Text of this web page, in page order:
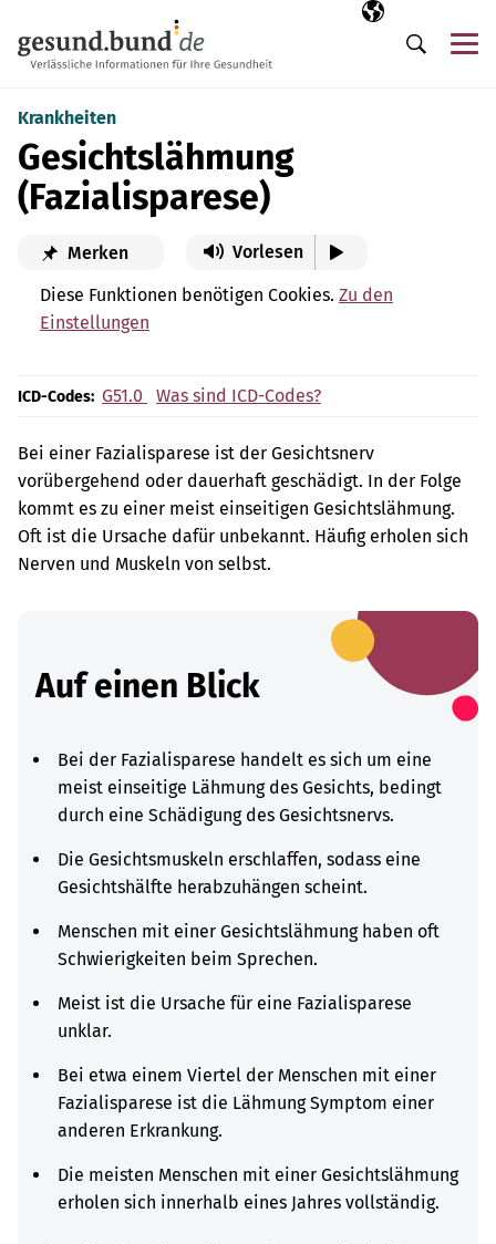
Ausgewählte
DE
Suche
Krankheiten
Gesichtslähmung
(Fazialisparese)
Merken Vorlesen
Diese Funktionen benötigen Cookies. Zu den
Einstellungen
ICD-Codes: G51.0 Was sind ICD-Codes?
Bei einer Fazialisparese ist der Gesichtsnerv
vorübergehend oder dauerhaft geschädigt. In der Folge
kommt es zu einer meist einseitigen Gesichtslähmung.
Oft ist die Ursache dafür unbekannt. Häufig erholen sich
Nerven und Muskeln von selbst.
Auf einen Blick
Bei der Fazialisparese handelt es sich um eine
meist einseitige Lähmung des Gesichts, bedingt
durch eine Schädigung des Gesichtsnervs.
Die Gesichtsmuskeln erschlaffen, sodass eine
Gesichtshälfte herabzuhängen scheint.
Menschen mit einer Gesichtslähmung haben oft
Schwierigkeiten beim Sprechen.
Meist ist die Ursache für eine Fazialisparese
unklar.
Bei etwa einem Viertel der Menschen mit einer
Fazialisparese ist die Lähmung Symptom einer
anderen Erkrankung.
Die meisten Menschen mit einer Gesichtslähmung
erholen sich innerhalb eines Jahres vollständig.